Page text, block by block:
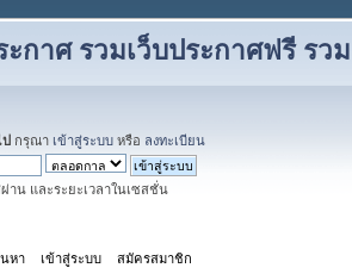
ะกาศ รวมเว็บประกาศฟรี รว
กรุณา เข้าสู่ระบบ หรือ ลงทะเบียน
าน และระยะเวลาในเซสชั่น
หา เข้าสู่ระบบ สมัครสมาชิก